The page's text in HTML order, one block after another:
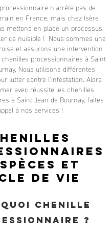
n'arrête pas de
en France, mais chez Isère
mettons en place un processus
ce nuisible ! Nous sommes une
et assurons une intervention
processionnaires à Saint
Nous utilisons différentes
lutter contre l'infestation. Alors
avec réussite les chenilles
à Saint Jean de Bournay, faites
à nos services !
et
de vie
chenille
?